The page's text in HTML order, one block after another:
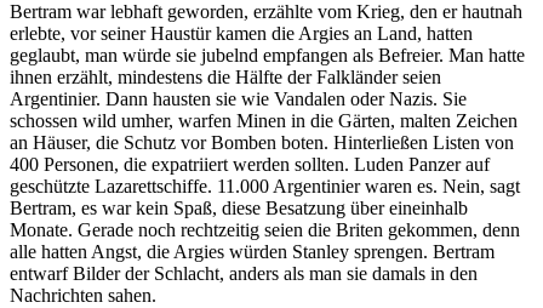
Bertram war lebhaft geworden, erzählte vom Krieg, den er hautnah
erlebte, vor seiner Haustür kamen die Argies an Land, hatten
geglaubt, man würde sie jubelnd empfangen als Befreier. Man hatte
ihnen erzählt, mindestens die Hälfte der Falkländer seien
Argentinier. Dann hausten sie wie Vandalen oder Nazis. Sie
schossen wild umher, warfen Minen in die Gärten, malten Zeichen
an Häuser, die Schutz vor Bomben boten. Hinterließen Listen von
400 Personen, die expatriiert werden sollten. Luden Panzer auf
geschützte Lazarettschiffe. 11.000 Argentinier waren es. Nein, sagt
Bertram, es war kein Spaß, diese Besatzung über eineinhalb
Monate. Gerade noch rechtzeitig seien die Briten gekommen, denn
alle hatten Angst, die Argies würden Stanley sprengen. Bertram
entwarf Bilder der Schlacht, anders als man sie damals in den
Nachrichten sahen.